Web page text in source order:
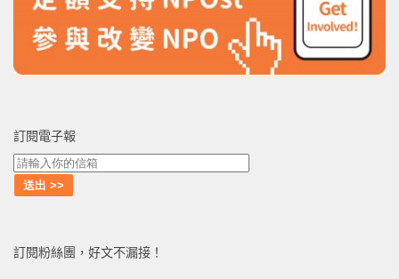
訂閱電子報
訂閱粉絲團，好文不漏接！